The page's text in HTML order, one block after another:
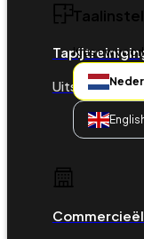
Uitstekend
Kies uw